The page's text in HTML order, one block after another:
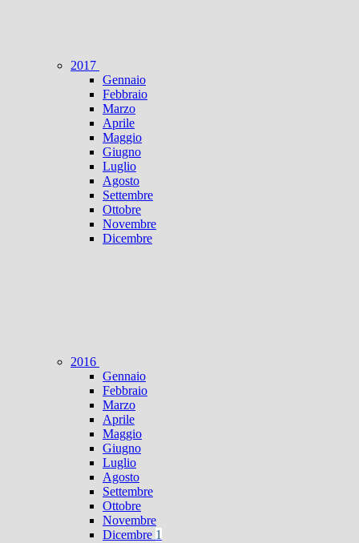
2017
Gennaio
Febbraio
Marzo
Aprile
Maggio
Giugno
Luglio
Agosto
Settembre
Ottobre
Novembre
Dicembre
2016
Gennaio
Febbraio
Marzo
Aprile
Maggio
Giugno
Luglio
Agosto
Settembre
Ottobre
Novembre
Dicembre 1